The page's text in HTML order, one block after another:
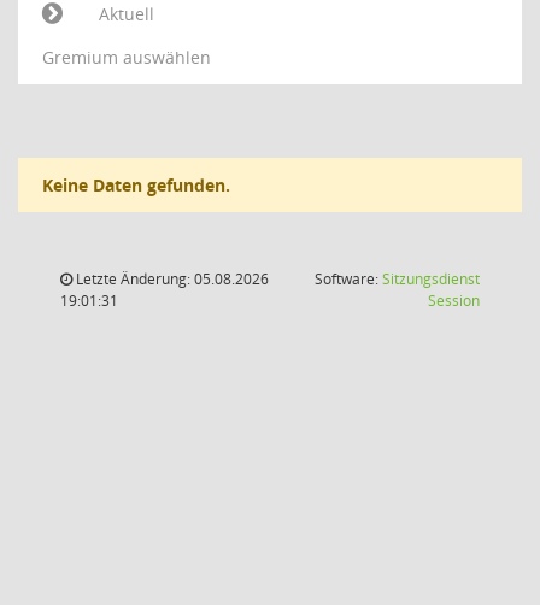
Aktuell
Gremium auswählen
Keine Daten gefunden.
Letzte Änderung: 05.08.2026
19:01:31
Software:Sitzungsdienst
Session(Wird in